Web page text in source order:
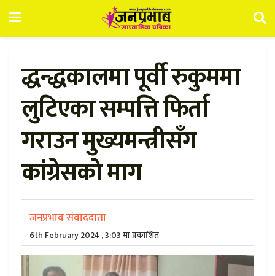
द्धन्द्धकालमा पूर्वी रुकुममा
लुटिएका सम्पत्ति फिर्ता
गराउन मुख्यमन्त्रीसँग
कांग्रेसको माग
जनप्रभाव संवाददाता
6th February 2024 , 3:03 मा प्रकाशित